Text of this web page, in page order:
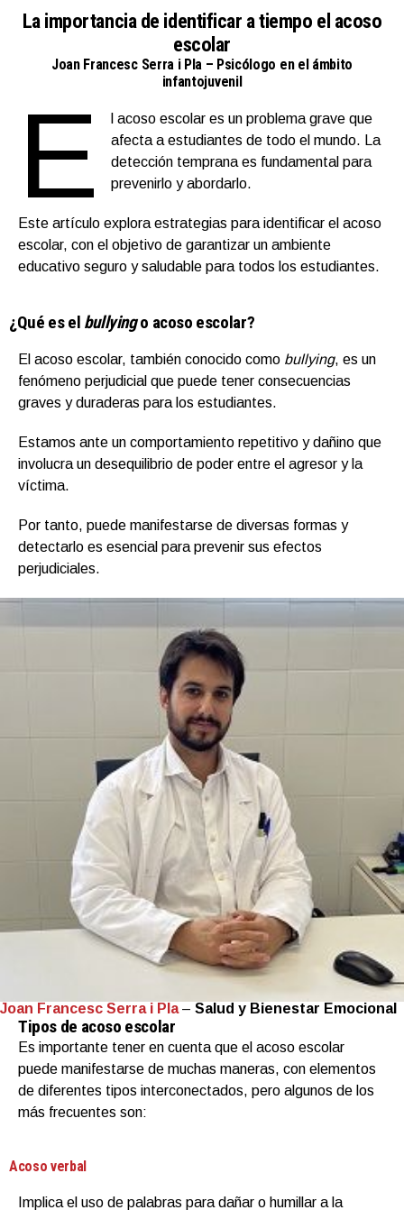
La importancia de identificar a tiempo el acoso
escolar
Joan Francesc Serra i Pla – Psicólogo en el ámbito
infantojuvenil
E
l acoso escolar es un problema grave que
afecta a estudiantes de todo el mundo. La
detección temprana es fundamental para
prevenirlo y abordarlo.
Este artículo explora estrategias para identificar el acoso
escolar, con el objetivo de garantizar un ambiente
educativo seguro y saludable para todos los estudiantes.
¿Qué es el bullyingo acoso escolar?
El acoso escolar, también conocido como bullying, es un
fenómeno perjudicial que puede tener consecuencias
graves y duraderas para los estudiantes.
Estamos ante un comportamiento repetitivo y dañino que
involucra un desequilibrio de poder entre el agresor y la
víctima.
Por tanto, puede manifestarse de diversas formas y
detectarlo es esencial para prevenir sus efectos
perjudiciales.
Joan Francesc Serra i Pla– Salud y Bienestar Emocional
Tipos de acoso escolar
Es importante tener en cuenta que el acoso escolar
puede manifestarse de muchas maneras, con elementos
de diferentes tipos interconectados, pero algunos de los
más frecuentes son:
Acoso verbal
Implica el uso de palabras para dañar o humillar a la